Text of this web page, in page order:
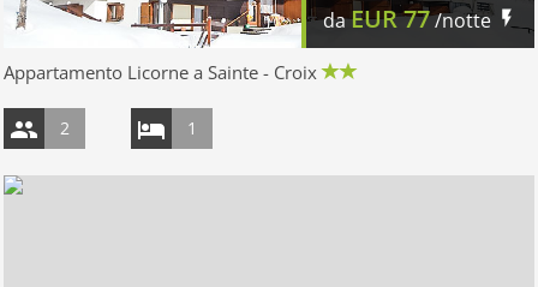
daEUR77/notte
Appartamento Licorne a Sainte - Croix
2 1